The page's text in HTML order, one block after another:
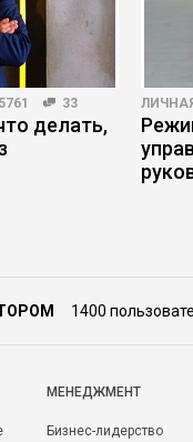
5761 33
делать,
1400
МЕНЕДЖМЕНТ
Бизнес-лидерство